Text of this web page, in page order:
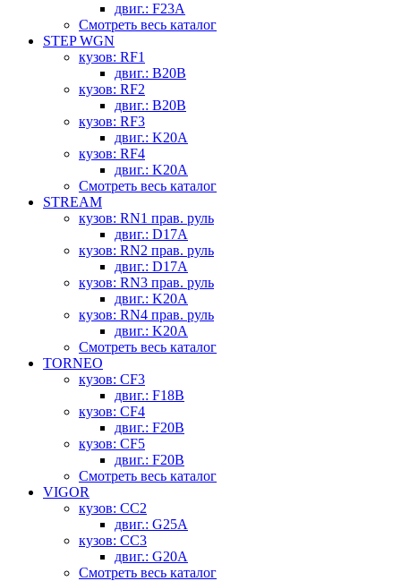
двиг.: F23A
Смотреть весь каталог
STEP WGN
кузов: RF1
двиг.: B20B
кузов: RF2
двиг.: B20B
кузов: RF3
двиг.: K20A
кузов: RF4
двиг.: K20A
Смотреть весь каталог
STREAM
кузов: RN1 прав. руль
двиг.: D17A
кузов: RN2 прав. руль
двиг.: D17A
кузов: RN3 прав. руль
двиг.: K20A
кузов: RN4 прав. руль
двиг.: K20A
Смотреть весь каталог
TORNEO
кузов: CF3
двиг.: F18B
кузов: CF4
двиг.: F20B
кузов: CF5
двиг.: F20B
Смотреть весь каталог
VIGOR
кузов: CC2
двиг.: G25A
кузов: CC3
двиг.: G20A
Смотреть весь каталог